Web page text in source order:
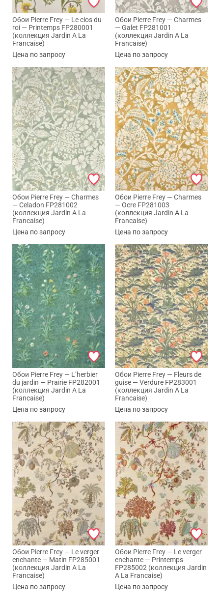
Обои Pierre Frey — Le clos du
roi — Printemps FP280001
(коллекция Jardin A La
Francaise)
Цена по запросу
Обои Pierre Frey — Charmes
— Galet FP281001
(коллекция Jardin A La
Francaise)
Цена по запросу
Обои Pierre Frey — Charmes
— Celadon FP281002
(коллекция Jardin A La
Francaise)
Цена по запросу
Обои Pierre Frey — Charmes
— Ocre FP281003
(коллекция Jardin A La
Francaise)
Цена по запросу
Обои Pierre Frey — L’herbier
du jardin — Prairie FP282001
(коллекция Jardin A La
Francaise)
Цена по запросу
Обои Pierre Frey — Fleurs de
guise — Verdure FP283001
(коллекция Jardin A La
Francaise)
Цена по запросу
Обои Pierre Frey — Le verger
enchante — Matin FP285001
(коллекция Jardin A La
Francaise)
Цена по запросу
Обои Pierre Frey — Le verger
enchante — Printemps
FP285002 (коллекция Jardin
A La Francaise)
Цена по запросу